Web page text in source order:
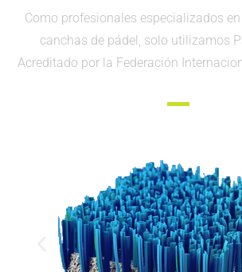
Como profesionales especializados
canchas de pádel, solo utilizamos
Acreditado por la Federación